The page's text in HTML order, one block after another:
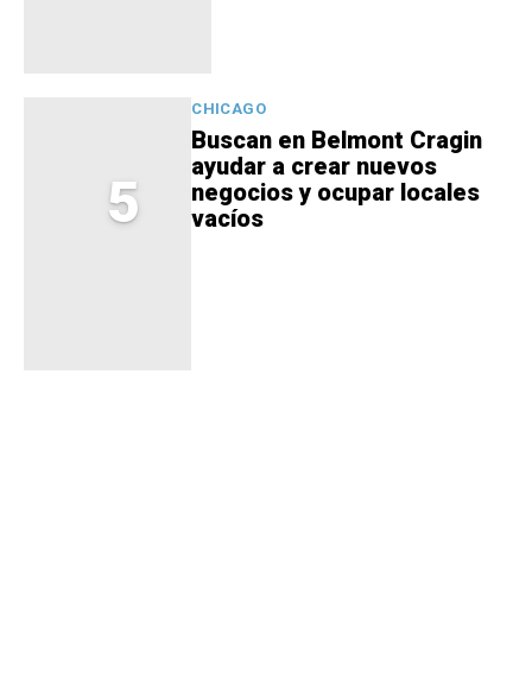
5
CHICAGO
Buscan en Belmont Cragin
ayudar a crear nuevos
negocios y ocupar locales
vacíos